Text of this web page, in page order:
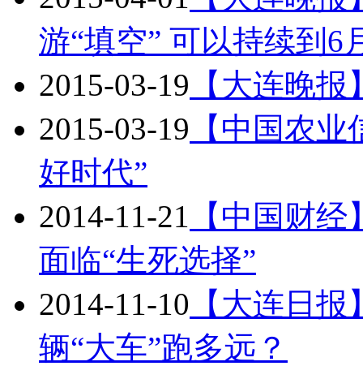
游“填空” 可以持续到6
2015-03-19 【大连晚
2015-03-19 【中国农
好时代”
2014-11-21 【中国财
面临“生死选择”
2014-11-10 【大连日
辆“大车”跑多远？